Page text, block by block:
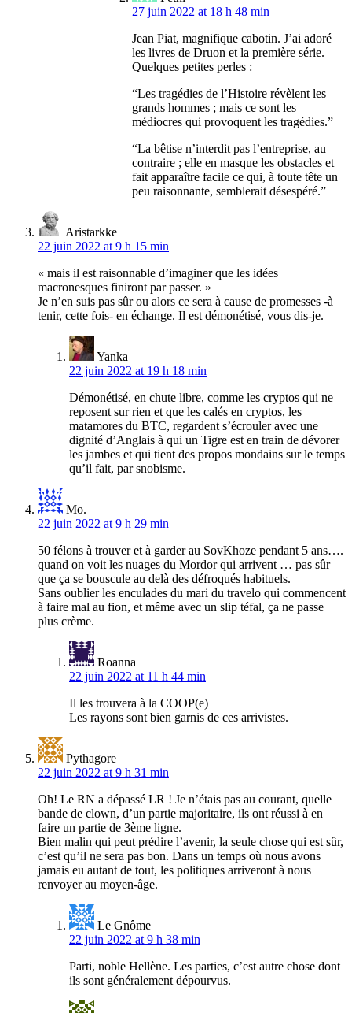
27 juin 2022 at 18 h 48 min
Jean Piat, magnifique cabotin. J’ai adoré
les livres de Druon et la première série.
Quelques petites perles :
“Les tragédies de l’Histoire révèlent les
grands hommes ; mais ce sont les
médiocres qui provoquent les tragédies.”
“La bêtise n’interdit pas l’entreprise, au
contraire ; elle en masque les obstacles et
fait apparaître facile ce qui, à toute tête un
peu raisonnante, semblerait désespéré.”
Aristarkke
22 juin 2022 at 9 h 15 min
« mais il est raisonnable d’imaginer que les idées
macronesques finiront par passer. »
Je n’en suis pas sûr ou alors ce sera à cause de promesses -à
tenir, cette fois- en échange. Il est démonétisé, vous dis-je.
Yanka
22 juin 2022 at 19 h 18 min
Démonétisé, en chute libre, comme les cryptos qui ne
reposent sur rien et que les calés en cryptos, les
matamores du BTC, regardent s’écrouler avec une
dignité d’Anglais à qui un Tigre est en train de dévorer
les jambes et qui tient des propos mondains sur le temps
qu’il fait, par snobisme.
Mo.
22 juin 2022 at 9 h 29 min
50 félons à trouver et à garder au SovKhoze pendant 5 ans….
quand on voit les nuages du Mordor qui arrivent … pas sûr
que ça se bouscule au delà des défroqués habituels.
Sans oublier les enculades du mari du travelo qui commencent
à faire mal au fion, et même avec un slip téfal, ça ne passe
plus crème.
Roanna
22 juin 2022 at 11 h 44 min
Il les trouvera à la COOP(e)
Les rayons sont bien garnis de ces arrivistes.
Pythagore
22 juin 2022 at 9 h 31 min
Oh! Le RN a dépassé LR ! Je n’étais pas au courant, quelle
bande de clown, d’un partie majoritaire, ils ont réussi à en
faire un partie de 3ème ligne.
Bien malin qui peut prédire l’avenir, la seule chose qui est sûr,
c’est qu’il ne sera pas bon. Dans un temps où nous avons
jamais eu autant de tout, les politiques arriveront à nous
renvoyer au moyen-âge.
Le Gnôme
22 juin 2022 at 9 h 38 min
Parti, noble Hellène. Les parties, c’est autre chose dont
ils sont généralement dépourvus.